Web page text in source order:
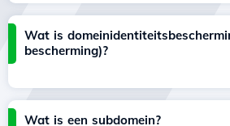
Wat is
bescherming)?
Wat is een subdomein?